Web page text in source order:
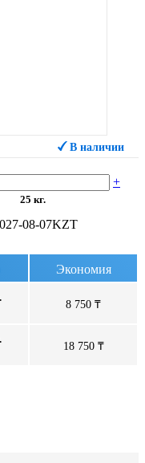
В наличии
+
25 кг.
08-07KZT
Экономия
8 750 ₸
18 750 ₸